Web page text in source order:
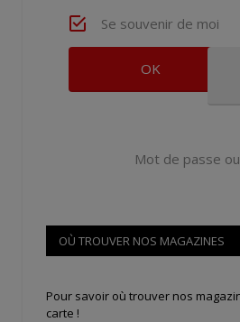
Se souvenir de moi
Mot de passe
OÙ TROUVER NOS MAGAZINES
Pour savoir où trouver nos
carte !